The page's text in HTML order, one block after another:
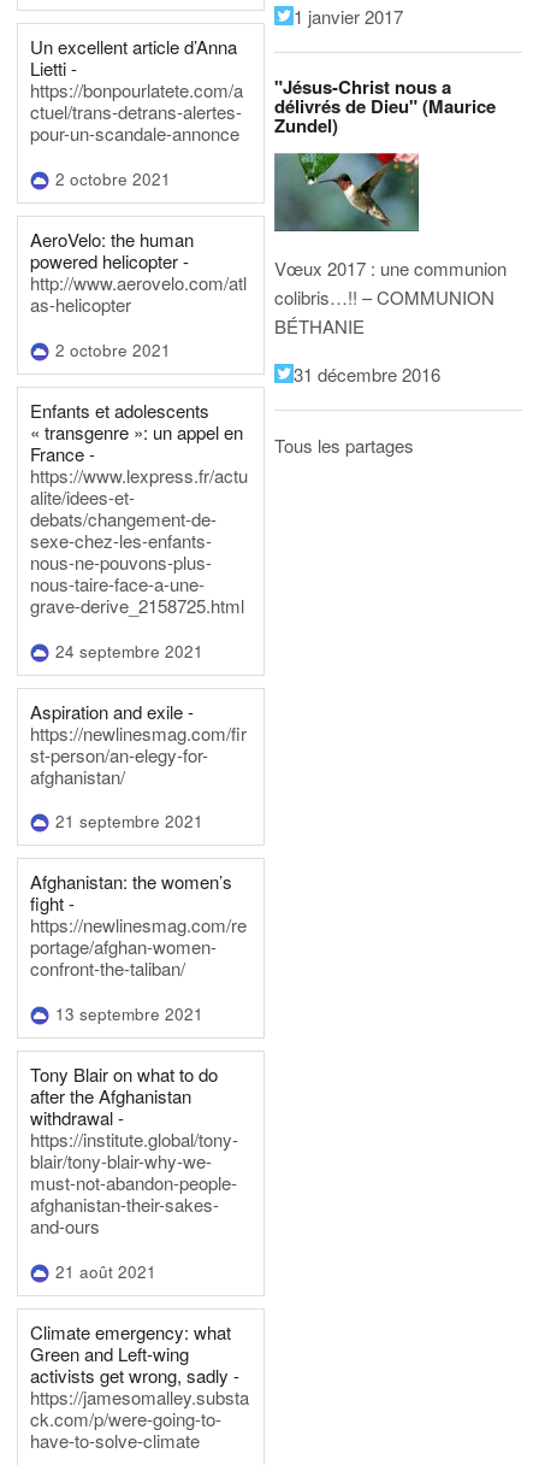
Un excellent article d’Anna
Lietti -
https://bonpourlatete.com/a
ctuel/trans-detrans-alertes-
pour-un-scandale-annonce
2 octobre 2021
AeroVelo: the human
powered helicopter -
http://www.aerovelo.com/atl
as-helicopter
2 octobre 2021
Enfants et adolescents
« transgenre »: un appel en
France -
https://www.lexpress.fr/actu
alite/idees-et-
debats/changement-de-
sexe-chez-les-enfants-
nous-ne-pouvons-plus-
nous-taire-face-a-une-
grave-derive_2158725.html
24 septembre 2021
Aspiration and exile -
https://newlinesmag.com/fir
st-person/an-elegy-for-
afghanistan/
21 septembre 2021
Afghanistan: the women’s
fight -
https://newlinesmag.com/re
portage/afghan-women-
confront-the-taliban/
13 septembre 2021
Tony Blair on what to do
after the Afghanistan
withdrawal -
https://institute.global/tony-
blair/tony-blair-why-we-
must-not-abandon-people-
afghanistan-their-sakes-
and-ours
21 août 2021
Climate emergency: what
Green and Left-wing
activists get wrong, sadly -
https://jamesomalley.substa
ck.com/p/were-going-to-
have-to-solve-climate
1 janvier 2017
"Jésus-Christ nous a
délivrés de Dieu" (Maurice
Zundel)
Vœux 2017 : une communion
colibris…!! – COMMUNION
BÉTHANIE
31 décembre 2016
Tous les partages